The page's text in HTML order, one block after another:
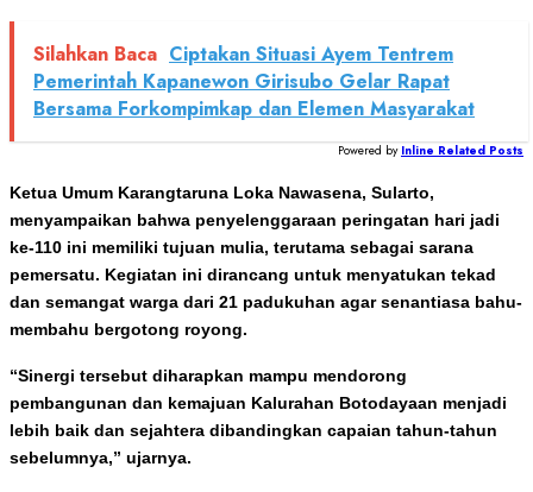
Silahkan Baca Ciptakan Situasi Ayem Tentrem
Pemerintah Kapanewon Girisubo Gelar Rapat
Bersama Forkompimkap dan Elemen Masyarakat
Powered by Inline Related Posts
Ketua Umum Karangtaruna Loka Nawasena, Sularto,
menyampaikan bahwa penyelenggaraan peringatan hari jadi
ke-110 ini memiliki tujuan mulia, terutama sebagai sarana
pemersatu. Kegiatan ini dirancang untuk menyatukan tekad
dan semangat warga dari 21 padukuhan agar senantiasa bahu-
membahu bergotong royong.
“Sinergi tersebut diharapkan mampu mendorong
pembangunan dan kemajuan Kalurahan Botodayaan menjadi
lebih baik dan sejahtera dibandingkan capaian tahun-tahun
sebelumnya,” ujarnya.